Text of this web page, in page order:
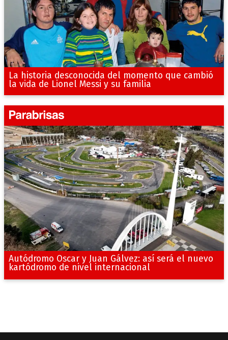
La historia desconocida del momento que cambió
la vida de Lionel Messi y su familia
Autódromo Oscar y Juan Gálvez: así será el nuevo
kartódromo de nivel internacional